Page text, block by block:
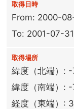
取得日時
From: 2000-
To: 2001-07-
取得場所
緯度（北端）: -
緯度（南端）:
経度（東端）: